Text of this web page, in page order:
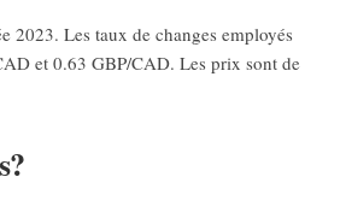
2023. Les taux de changes employés
et 0.63 GBP/CAD. Les prix sont de